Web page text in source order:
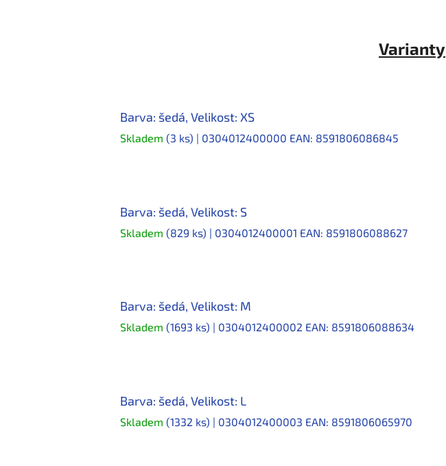
Varianty
Barva: šedá, Velikost: XS
Skladem (3 ks) | 0304012400000 EAN: 8591806086845
Barva: šedá, Velikost: S
Skladem (829 ks) | 0304012400001 EAN: 8591806088627
Barva: šedá, Velikost: M
Skladem (1693 ks) | 0304012400002 EAN: 8591806088634
Barva: šedá, Velikost: L
Skladem (1332 ks) | 0304012400003 EAN: 8591806065970